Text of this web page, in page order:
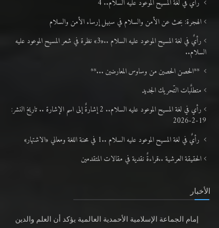
رأيٌ في لغة المسيح الموعود عليه السلام.. 4
الهجرة: بحث عن الأمن والسلام في سبيل إرساء الأمن والسلام
رأيٌ في لغة المسيح الموعود عليه السلام ..«3» نظرة في شعر المسيح الموعود عليه
السلام..
**الحصن الحصين من وساوس المعارضين ...**
متطلَّبات التّحريك الجديد
رأي في لغة المسيح الموعود عليه السلام.. 2 إشارةٌ إلى اسم الإشارة .. تاريخ النشر:
19-2-2026
رأيٌ في لغة المسيح الموعود عليه السلام ..1 في محنة اللغة ومعاني «الاشتهار»
الحقيقة العرشية ..قراءةٌ نقدية في مقالات المتقدمين
الأخبار
إمام الجماعة الإسلامية الأحمدية العالمية يؤكد أن العلم والدين